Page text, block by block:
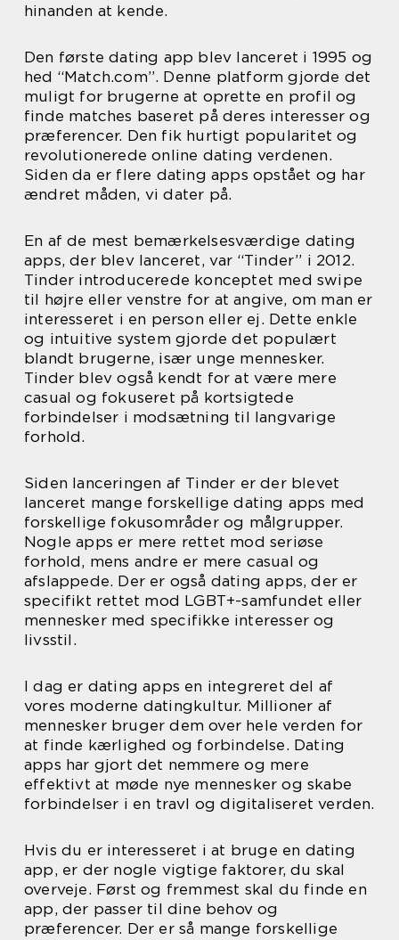
hinanden at kende.
Den første dating app blev lanceret i 1995 og
hed “Match.com”. Denne platform gjorde det
muligt for brugerne at oprette en profil og
finde matches baseret på deres interesser og
præferencer. Den fik hurtigt popularitet og
revolutionerede online dating verdenen.
Siden da er flere dating apps opstået og har
ændret måden, vi dater på.
En af de mest bemærkelsesværdige dating
apps, der blev lanceret, var “Tinder” i 2012.
Tinder introducerede konceptet med swipe
til højre eller venstre for at angive, om man er
interesseret i en person eller ej. Dette enkle
og intuitive system gjorde det populært
blandt brugerne, især unge mennesker.
Tinder blev også kendt for at være mere
casual og fokuseret på kortsigtede
forbindelser i modsætning til langvarige
forhold.
Siden lanceringen af Tinder er der blevet
lanceret mange forskellige dating apps med
forskellige fokusområder og målgrupper.
Nogle apps er mere rettet mod seriøse
forhold, mens andre er mere casual og
afslappede. Der er også dating apps, der er
specifikt rettet mod LGBT+-samfundet eller
mennesker med specifikke interesser og
livsstil.
I dag er dating apps en integreret del af
vores moderne datingkultur. Millioner af
mennesker bruger dem over hele verden for
at finde kærlighed og forbindelse. Dating
apps har gjort det nemmere og mere
effektivt at møde nye mennesker og skabe
forbindelser i en travl og digitaliseret verden.
Hvis du er interesseret i at bruge en dating
app, er der nogle vigtige faktorer, du skal
overveje. Først og fremmest skal du finde en
app, der passer til dine behov og
præferencer. Der er så mange forskellige